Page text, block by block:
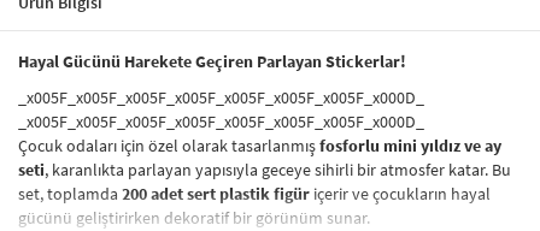
Hayal Gücünü Harekete Geçiren Parlayan Stickerlar!
_x005F_x005F_x005F_x005F_x005F_x005F_x005F_x000D_
_x005F_x005F_x005F_x005F_x005F_x005F_x005F_x000D_
Çocuk odaları için özel olarak tasarlanmışfosforlu mini yıldız ve ay
seti, karanlıkta parlayan yapısıyla geceye sihirli bir atmosfer katar. Bu
set, toplamda 200 adet sert plastik figür içerir ve çocukların hayal
gücünü geliştirirken dekoratif bir görünüm sunar.